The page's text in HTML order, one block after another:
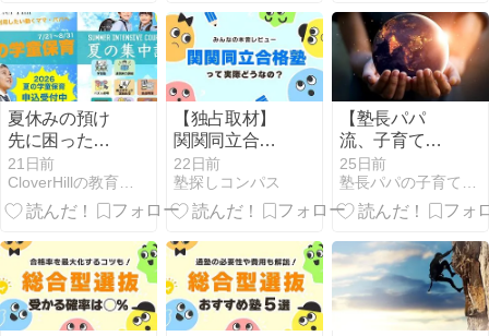
夏休みの預け
先に困ったら
｜府中第二小
そば・入会金
不要で即日対
21日前
【独占取材】
関関同立合格
塾の口コミっ
て実際どう？
【オンライン
22日前
塾探しコンパス
【塾長パパ
流、子育て実
践記】Part2～
子どもは、地
球の未来その
25日前